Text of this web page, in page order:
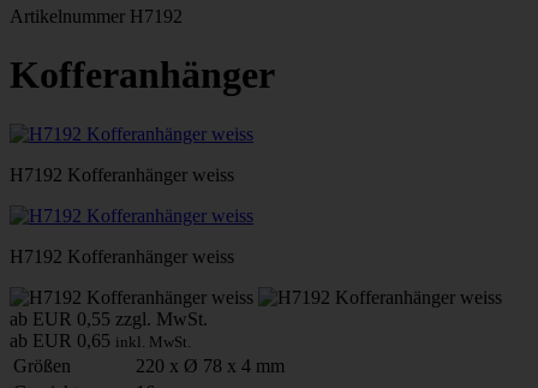
Artikelnummer H7192
Kofferanhänger
H7192 Kofferanhänger weiss
H7192 Kofferanhänger weiss
ab EUR 0,55 zzgl. MwSt.
ab EUR 0,65 inkl. MwSt.
Größen
220 x Ø 78 x 4 mm